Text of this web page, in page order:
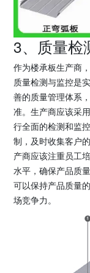
3、质量检
作为楼承板生产商
质量检测与监控是
善的质量管理体系
准。生产商应该采
行全面的检测和监
制，及时收集客户
产商应该注重员工
水平，确保产品质
可以保持产品质量
场竞争力。